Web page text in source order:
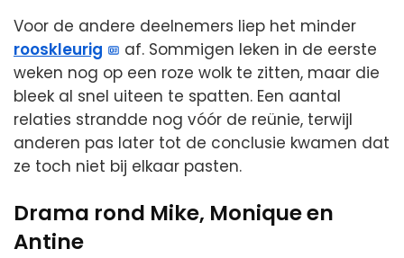
Voor de andere deelnemers liep het minder
rooskleurig
af. Sommigen leken in de eerste
weken nog op een roze wolk te zitten, maar die
bleek al snel uiteen te spatten. Een aantal
relaties strandde nog vóór de reünie, terwijl
anderen pas later tot de conclusie kwamen dat
ze toch niet bij elkaar pasten.
Drama rond Mike, Monique en
Antine